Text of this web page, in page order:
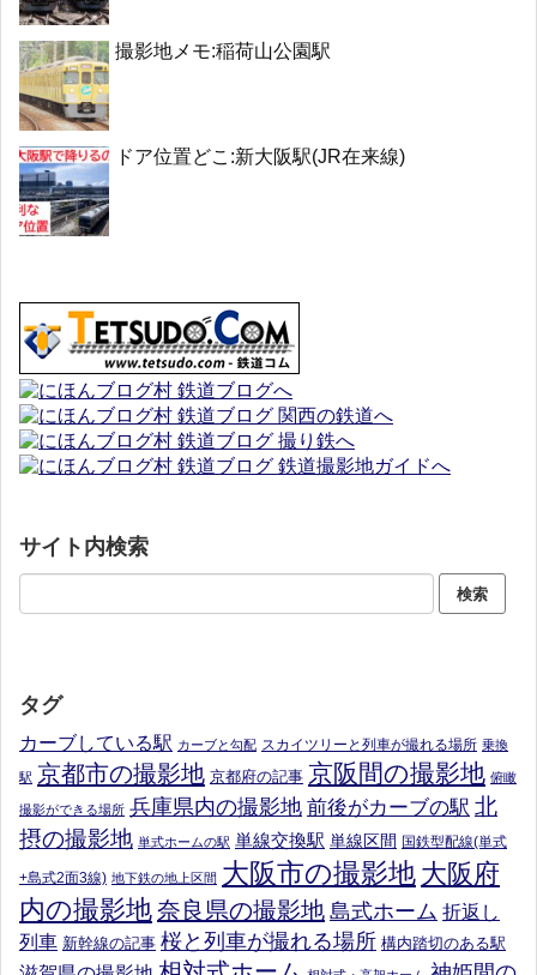
撮影地メモ:稲荷山公園駅
ドア位置どこ:新大阪駅(JR在来線)
サイト内検索
タグ
カーブしている駅 カーブと勾配 スカイツリーと列車が撮れる場所 乗換
駅 京都市の撮影地 京都府の記事 京阪間の撮影地 俯瞰
撮影ができる場所 兵庫県内の撮影地 前後がカーブの駅 北
摂の撮影地 単式ホームの駅 単線交換駅 単線区間 国鉄型配線(単式
+島式2面3線) 地下鉄の地上区間 大阪市の撮影地 大阪府
内の撮影地奈良県の撮影地 島式ホーム 折返し
列車 新幹線の記事 桜と列車が撮れる場所 構内踏切のある駅